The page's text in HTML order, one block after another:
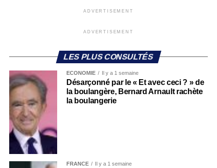
ADVERTISEMENT
ADVERTISEMENT
LES PLUS CONSULTÉS
ECONOMIE Il y a 1 semaine
Désarçonné par le « Et avec ceci ? » de
la boulangère, Bernard Arnault rachète
la boulangerie
FRANCE Il y a 1 semaine